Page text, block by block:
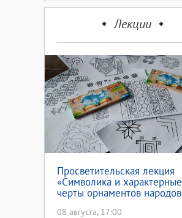
Лекции
Просветительская лекция
«Символика и характерные
черты орнаментов народов
России»
08 августа, 17:00